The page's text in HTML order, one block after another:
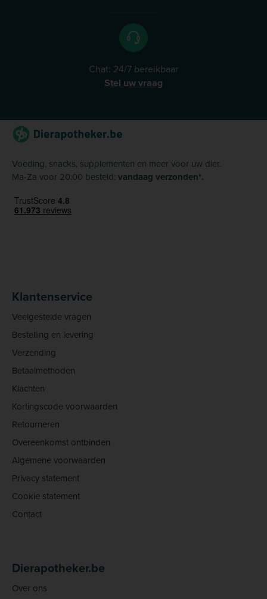
Chat: 24/7 bereikbaar
Stel uw vraag
Voeding, snacks, supplementen en meer voor uw dier.
Ma-Za voor 20:00 besteld: vandaag verzonden*.
Klantenservice
Veelgestelde vragen
Bestelling en levering
Verzending
Betaalmethoden
Klachten
Kortingscode voorwaarden
Retourneren
Overeenkomst ontbinden
Algemene voorwaarden
Privacy statement
Cookie statement
Contact
Dierapotheker.be
Over ons